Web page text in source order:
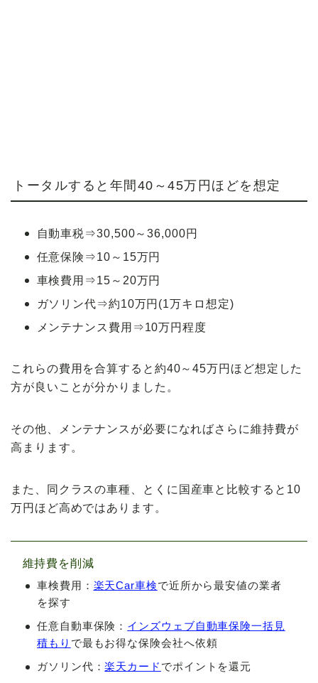
トータルすると年間40～45万円ほどを想定
自動車税⇒30,500～36,000円
任意保険⇒10～15万円
車検費用⇒15～20万円
ガソリン代⇒約10万円(1万キロ想定)
メンテナンス費用⇒10万円程度
これらの費用を合算すると約40～45万円ほど想定した
方が良いことが分かりました。
その他、メンテナンスが必要になればさらに維持費が
高まります。
また、同クラスの車種、とくに 国産車と比較すると10
万円ほど高めではあります。
維持費を削減
車検費用： 楽天Car車検で近所から最安値の業者
を探す
任意自動車保険： インズウェブ自動車保険一括見
積もり で最もお得な保険会社へ依頼
ガソリン代：楽天カード でポイントを還元